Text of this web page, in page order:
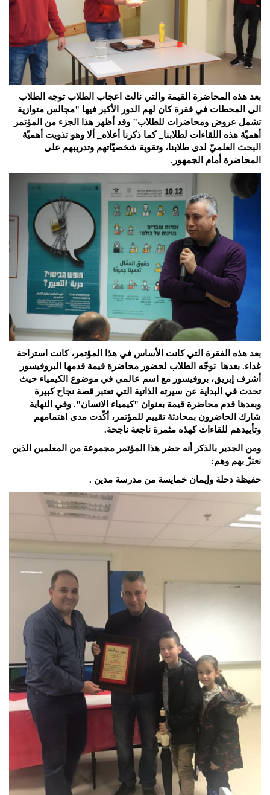
بعد هذه المحاضرة القيمة والتي نالت اعجاب الطلاب توجه الطلاب
الى المحطات في فقرة كان لهم الدور الأكبر فيها "مجالس متوازية
تشمل عروض ومحاضرات للطلاب" وقد أظهر هذا الجزء من المؤتمر
أهميّة هذه اللقاءات لطلابنا_ كما ذكرنا أعلاه_ ألا وهو تذويت أهميّة
البحث العلميّ لدى طلابنا، وتقوية شخصيّاتهم وتدريبهم على
المحاضرة أمام الجمهور.
بعد هذه الفقرة التي كانت الأساس في هذا المؤتمر، كانت استراحة
غداء. بعدها توجّه الطلاب لحضور محاضرة قيمة قدمها البروفيسور
أشرف إبريق، بروفيسور مع اسم عالمي في موضوع الكيمياء حيث
تحدث في البداية عن سيرته الذاتية التي تعتبر قصة نجاح كبيرة
وبعدها قدم محاضرة قيمة بعنوان "كيمياء الانسان". وفي النهاية
شارك الحاضرون بمحادثة تقييم للمؤتمر، أكّدت مدى اهتمامهم
وتأييدهم للقاءات كهذه مثمرة ناجعة ناجحة.
ومن الجدير بالذكر
نه حضر هذا المؤتمر مجموعة من المعلمين الذين
نعتزّ بهم وهم:
حفيظة دحلة وإيمان خمايسة من مدرسة مدين .